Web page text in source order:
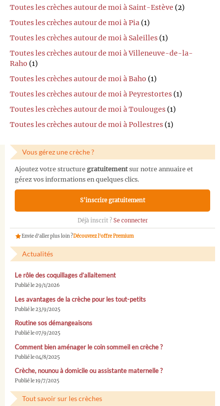
Toutes les crèches autour de moi à Saint-Estève (2)
Toutes les crèches autour de moi à Pia (1)
Toutes les crèches autour de moi à Saleilles (1)
Toutes les crèches autour de moi à Villeneuve-de-la-
Raho (1)
Toutes les crèches autour de moi à Baho (1)
Toutes les crèches autour de moi à Peyrestortes (1)
Toutes les crèches autour de moi à Toulouges (1)
Toutes les crèches autour de moi à Pollestres (1)
Vous gérez une crèche ?
Ajoutez votre structure gratuitementsur notre annuaire et
gérez vos informations en quelques clics.
S'inscrire gratuitement
Déjà inscrit ? Se connecter
Envie d'aller plus loin ?Découvrez l'offre Premium
Actualités
Le rôle des coquillages d’allaitement
Publié le 29/1/2026
Les avantages de la crèche pour les tout-petits
Publié le 23/9/2025
Routine sos démangeaisons
Publié le 07/9/2025
Comment bien aménager le coin sommeil en crèche ?
Publié le 04/8/2025
Crèche, nounou à domicile ou assistante maternelle ?
Publié le 19/7/2025
Tout savoir sur les crèches